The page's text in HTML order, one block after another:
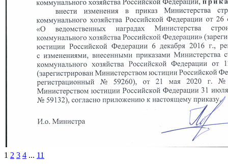
1 2 3 4 ... 11